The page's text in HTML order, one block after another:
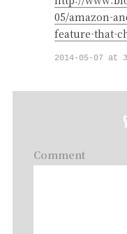
05/amazon-
feature-that-
2014-05-07 at
Comment